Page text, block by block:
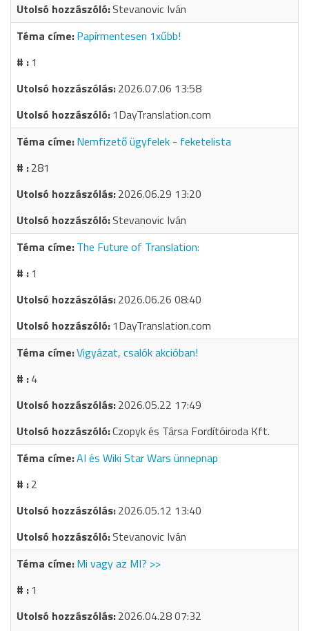
Stevanovic Iván
Papírmentesen 1xűbb!
1
2026.07.06 13:58
1DayTranslation.com
Nemfizető ügyfelek - feketelista
281
2026.06.29 13:20
Stevanovic Iván
The Future of Translation:
1
2026.06.26 08:40
1DayTranslation.com
Vigyázat, csalók akcióban!
4
2026.05.22 17:49
Czopyk és Társa Fordítóiroda Kft.
AI és Wiki Star Wars ünnepnap
2
2026.05.12 13:40
Stevanovic Iván
Mi vagy az MI? >>
1
2026.04.28 07:32